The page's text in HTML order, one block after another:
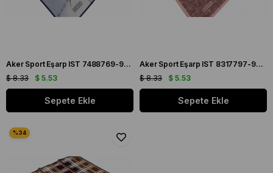
Aker Sport Eşarp IST 7488769-922 Mavi Bordo Çiçek Desen
$ 5.53
$ 8.33
Sepete Ekle
Aker Sport Eşarp IST 8317797-993 Gül Kurusu Keten Desen
$ 5.53
$ 8.33
Sepete Ekle